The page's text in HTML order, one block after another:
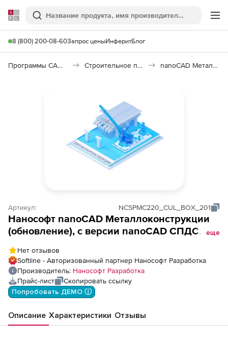
Softline
Поиск
8 (800) 200-08-60Запрос ценыИнферитБлог
Программы САПР и ГИС Строительное программное обеспечение nanoCAD Металлоконструкции 26
Артикул: NCSPMC220_CUL_BOX_201
Нанософт nanoCAD Металлоконструкции
(обновление), с версии nanoCAD СПДС
лицензия
еще
Нет отзывов
Softline - Авторизованный партнер Нанософт Разработка
Производитель: Нанософт Разработка
Прайс-лист
Скопировать ссылку
Попробовать ДЕМО ⓘ
Описание Характеристики Отзывы